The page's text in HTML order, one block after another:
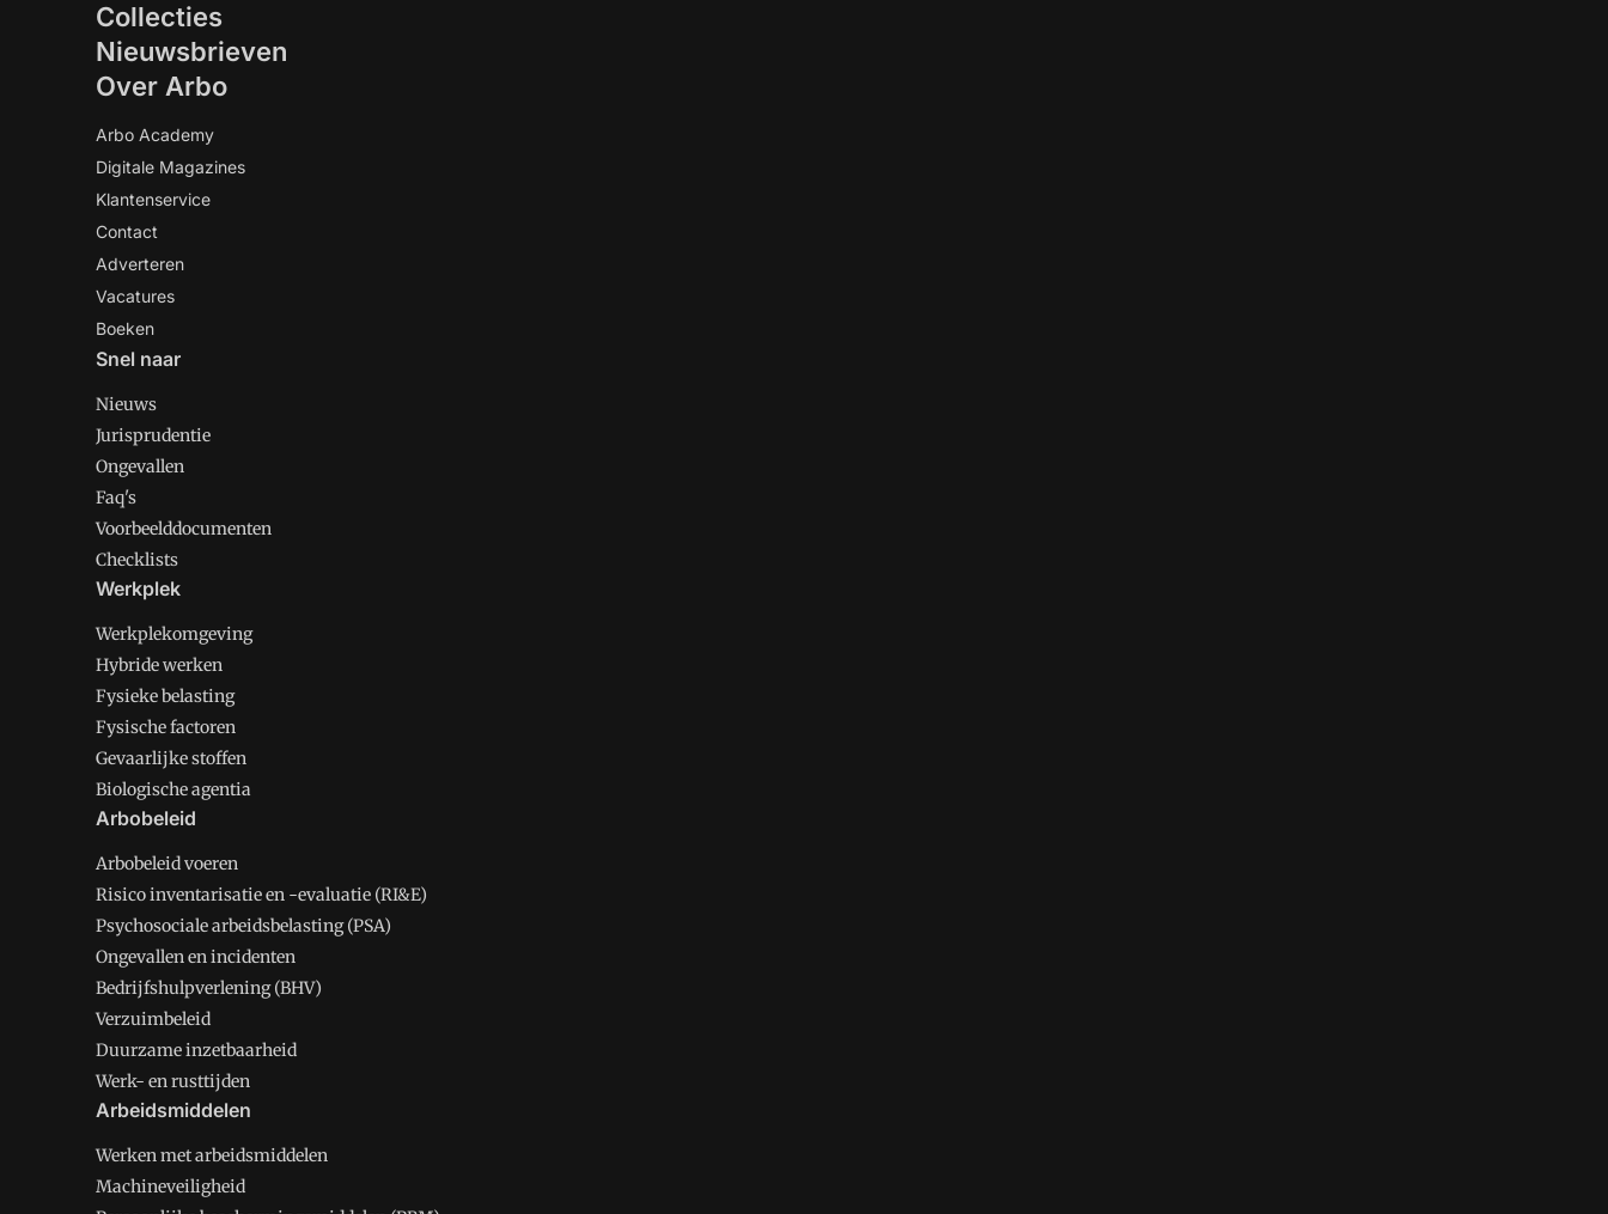
Collecties
Nieuwsbrieven
Over Arbo
Arbo Academy
Digitale Magazines
Klantenservice
Contact
Adverteren
Vacatures
Boeken
Snel naar
Nieuws
Jurisprudentie
Ongevallen
Faq's
Voorbeelddocumenten
Checklists
Werkplek
Werkplekomgeving
Hybride werken
Fysieke belasting
Fysische factoren
Gevaarlijke stoffen
Biologische agentia
Arbobeleid
Arbobeleid voeren
Risico inventarisatie en -evaluatie (RI&E)
Psychosociale arbeidsbelasting (PSA)
Ongevallen en incidenten
Bedrijfshulpverlening (BHV)
Verzuimbeleid
Duurzame inzetbaarheid
Werk- en rusttijden
Arbeidsmiddelen
Werken met arbeidsmiddelen
Machineveiligheid